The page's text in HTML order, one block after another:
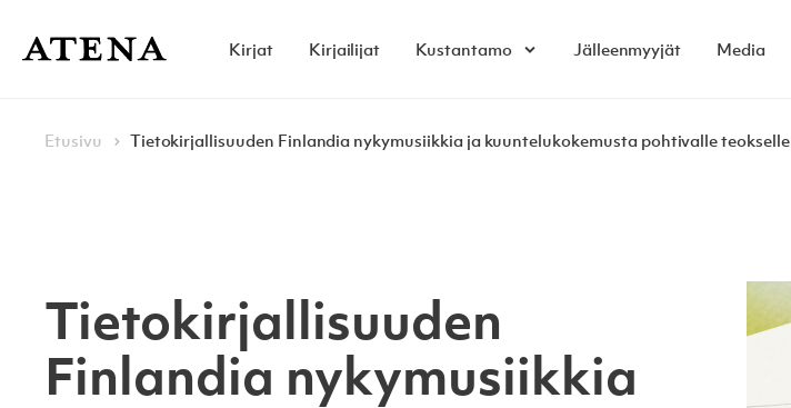
Atena Kustannus
Kirjat Kirjailijat Kustantamo Open child menu
Jälleenmyyjät Media
Navigoi
Browse:
Etusivu Tietokirjallisuuden Finlandia nykymusiikkia ja kuuntelukokemusta pohtivalle teokselle
Tietokirjallisuuden
Finlandia nykymusiikkia